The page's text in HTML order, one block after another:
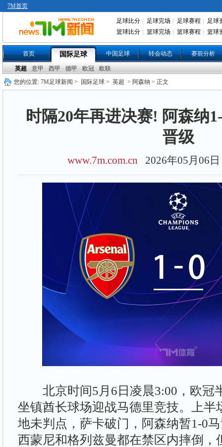
7M首页
足球比分 足球完场 足球赛程
足球
篮球比分
篮球完场 篮球赛程 篮球
首页 国际足球 中国足球 转会动态 赛前分析
英超 意甲 西甲 德甲 欧冠
欧联
您的位置: 7M足球新闻 > 国际足球 > 英超 > 阿森纳 > 正文
时隔20年再进决赛! 阿森纳
晋级
www.7m.com.cn 2026年05月06
北京时间5月6日凌晨3:00，欧冠
坐镇酋长球场迎战马德里竞技。上半
地未判点，萨卡破门，阿森纳暂1-0
西蒙尼和格列兹曼都在禁区内摔倒，